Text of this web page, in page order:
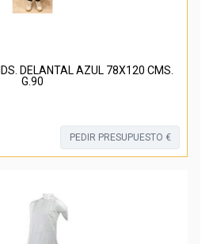
DELANTAL AZUL 78X120 CMS.
G.90
PEDIR PRESUPUESTO €